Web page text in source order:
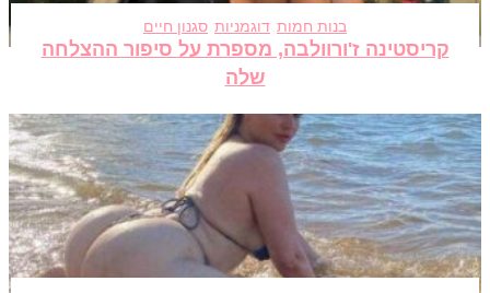
בנות חמות דוגמניות סגנון חיים
קריסטינה ז'ורוולבה, מספרת על סיפור ההצלחה
שלה